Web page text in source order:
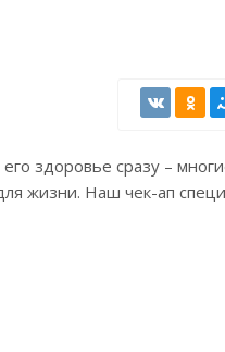
здоровье сразу –
жизни. Наш чек-ап